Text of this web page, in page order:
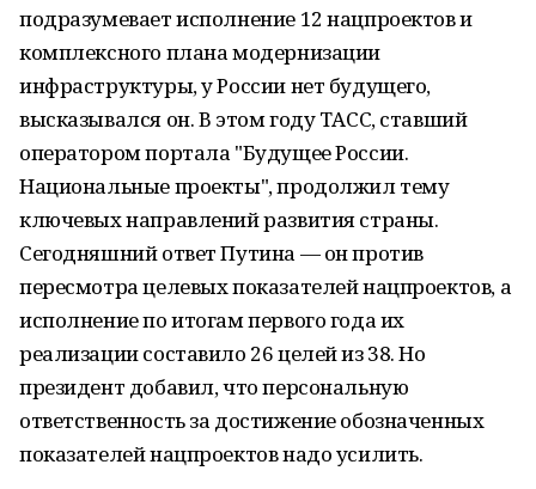
подразумевает исполнение 12 нацпроектов и
комплексного плана модернизации
инфраструктуры, у России нет будущего,
высказывался он. В этом году ТАСС, ставший
оператором портала "Будущее России.
Национальные проекты", продолжил тему
ключевых направлений развития страны.
Сегодняшний ответ Путина — он против
пересмотра целевых показателей нацпроектов, а
исполнение по итогам первого года их
реализации составило 26 целей из 38. Но
президент добавил, что персональную
ответственность за достижение обозначенных
показателей нацпроектов надо усилить.